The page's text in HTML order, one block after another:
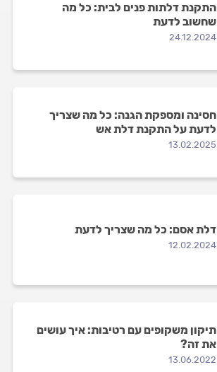
התקנת דלתות פנים לבית: כל מה
שחשוב לדעת
24.12.2024
חסינה ומספקת הגנה: כל מה שצריך
לדעת על התקנת דלת אש
13.02.2025
דלת אסם: כל מה שצריך לדעת
12.02.2024
תיקון משקופים עם רטיבות: איך עושים
את זה?
13.06.2022